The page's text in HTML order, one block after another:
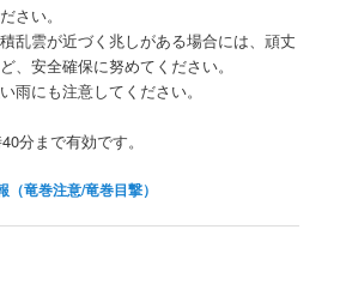
さい。
乱雲が近づく兆しがある場合には、頑丈
、安全確保に努めてください。
雨にも注意してください。
分まで有効です。
（竜巻注意/竜巻目撃）